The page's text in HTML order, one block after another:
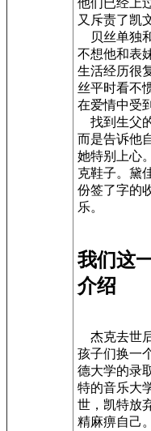
又斥责了凯
贝丝单独
不想他和表
生活经历很
丝平时看不
在爱情中受
找到生父
而是告诉他
她特别上心
克鞋子。黛
份签了字的
乐。
我们这
介绍
杰克去世
孩子们换一
德大学的录
特的音乐大
世，凯特放
精麻痹自己